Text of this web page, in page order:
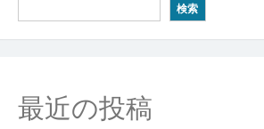
検索
最近の投稿